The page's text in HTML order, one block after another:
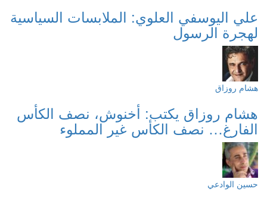
علي اليوسفي العلوي: الملابسات السياسية
لهجرة الرسول
هشام روزاق
هشام روزاق يكتب: أخنوش، نصف الكأس
الفارغ… نصف الكأس غير المملوء
حسين الوادعي